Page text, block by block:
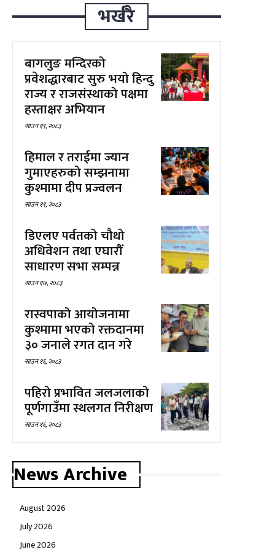
भर्खरै
बागलुङ मन्दिरको
प्रवेशद्धारबाट सुरु भयो हिन्दु
राज्य र राजसंस्थाको पक्षमा
हस्ताक्षर अभियान
साउन १९, २०८३
हिमाल र तराईमा ज्यान
गुमाएहरुको सम्झनामा
कुश्मामा दीप प्रज्वलन
साउन १९, २०८३
डिएलए पर्वतको चौथो
अधिवेशन तथा एघारौँ
साधारण सभा सम्पन्न
साउन १७, २०८३
रास्वपाको आयोजनामा
कुश्मामा भएको रक्तदानमा
३० जनाले रगत दान गरे
साउन १६, २०८३
पहिरो प्रभावित जलजलाको
पूर्णगाउँमा स्थलगत निरीक्षण
साउन १६, २०८३
News Archive
August 2026
July 2026
June 2026